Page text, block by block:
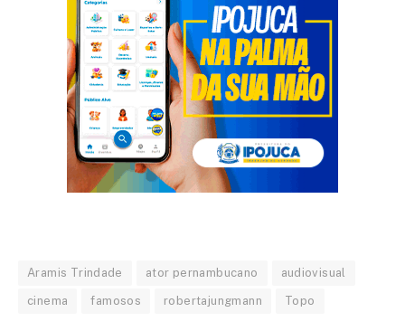
Aramis Trindade ator pernambucano audiovisual
cinema famosos robertajungmann Topo